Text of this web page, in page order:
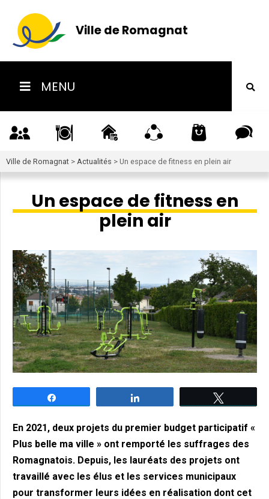
Ville de Romagnat
MENU
Ville de Romagnat > Actualités > Un espace de fitness en plein air
Un espace de fitness en
plein air
En 2021, deux projets du premier budget participatif «
Plus belle ma ville » ont remporté les suffrages des
Romagnatois. Depuis, les lauréats des projets ont
travaillé avec les élus et les services municipaux
pour transformer leurs idées en réalisation dont cet